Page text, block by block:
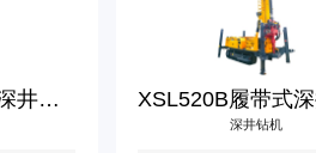
XSL600B履带式深井钻机
深井钻机